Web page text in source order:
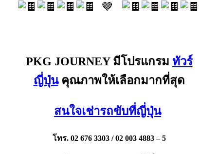
🤎
PKG JOURNEY มีโปรแกรม ทัวร์
ญี่ปุ่นคุณภาพให้เลือกมากที่สุด
สนใจเช่ารถขับที่ญี่ปุ่น
โทร. 02 676 3303 / 02 003 4883 – 5